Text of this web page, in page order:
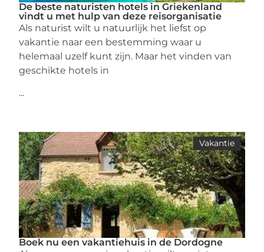
De beste naturisten hotels in Griekenland
vindt u met hulp van deze reisorganisatie
Als naturist wilt u natuurlijk het liefst op
vakantie naar een bestemming waar u
helemaal uzelf kunt zijn. Maar het vinden van
geschikte hotels in
...
Vakantie
Boek nu een vakantiehuis in de Dordogne